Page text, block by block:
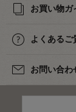
お買い物ガ
よくあるご
お問い合わ